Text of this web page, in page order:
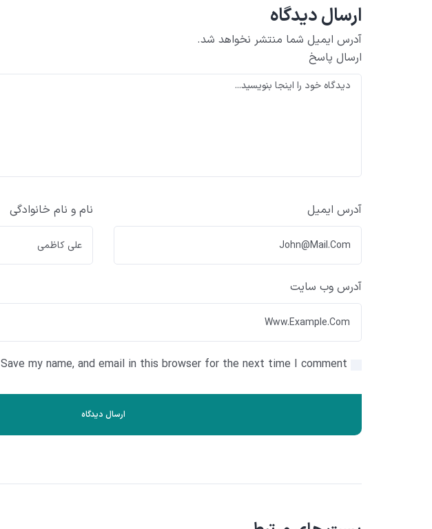
ارسال دیدگاه
آدرس ایمیل شما منتشر نخواهد شد.
ارسال پاسخ
نام و نام خانوادگی آدرس ایمیل
آدرس وب سایت
Save my name, and email in this browser for the next time I comment.